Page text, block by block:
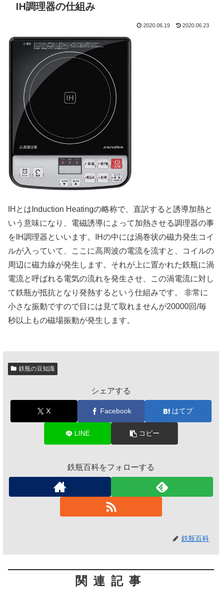
IH調理器の仕組み
2020.06.19 2020.06.23
IHとはInduction Heatingの略称で、直訳すると誘導加熱と
いう意味になり、電磁誘導によって加熱させる調理器の事
をIH調理器といいます。IHの中には渦巻状の磁力発生コイ
ルが入っていて、ここに高周波の電流を流すと、コイルの
周辺に磁力線が発生します。それが上に置かれた鉄瓶に渦
電流と呼ばれる電気の流れを発生させ、この渦電流に対し
て鉄瓶が抵抗となり発熱するという仕組みです。 非常に
小さな振動ですので目には見て取れませんが20000回/毎
秒以上もの磁場振動が発生します。
鉄瓶の豆知識
シェアする
X Facebook はてブ
LINE コピー
鉄瓶百科をフォローする
鉄瓶百科
関連記事